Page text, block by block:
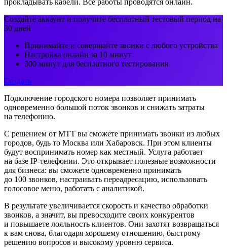
Создайте аккаунт и получите бесплатный тестовый период на
30 дней
​Принимайте и совершайте звонки с любого устройства
Настройка онлайн за 10 минут
300 минут для бесплатного тестирования
Создать
Подключение городского номера позволяет принимать
одновременно большой поток звонков и снижать затраты
на телефонию.
С решением от МТТ вы сможете принимать звонки из любых
городов, будь то Москва или Хабаровск. При этом клиенты
будут воспринимать номер как местный. Услуга работает
на базе IP-телефонии. Это открывает полезные возможности
для бизнеса: вы сможете одновременно принимать
до 100 звонков, настраивать переадресацию, использовать
голосовое меню, работать с аналитикой.
В результате увеличивается скорость и качество обработки
звонков, а значит, вы превосходите своих конкурентов
и повышаете лояльность клиентов. Они захотят возвращаться
к вам снова, благодаря хорошему отношению, быстрому
решению вопросов и высокому уровню сервиса.